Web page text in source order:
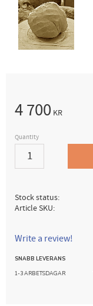
4 700 KR
Quantity
Stock status
Article SKU
Write a review!
SNABB LEVERANS
1-3 ARBETSDAGAR